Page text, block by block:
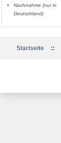
Nachnahme (nur in
Deutschland)
Startseite ::